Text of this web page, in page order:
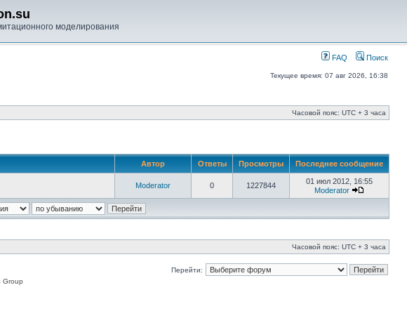
моделирования
FAQ Поиск
Текущее время: 07 авг 2026, 16:38
Часовой пояс: UTC + 3 часа
Автор Ответы Просмотры Последнее сообщение
Moderator 0 1227844
01 июл 2012, 16:55
Moderator
Часовой пояс: UTC + 3 часа
Перейти:
Group